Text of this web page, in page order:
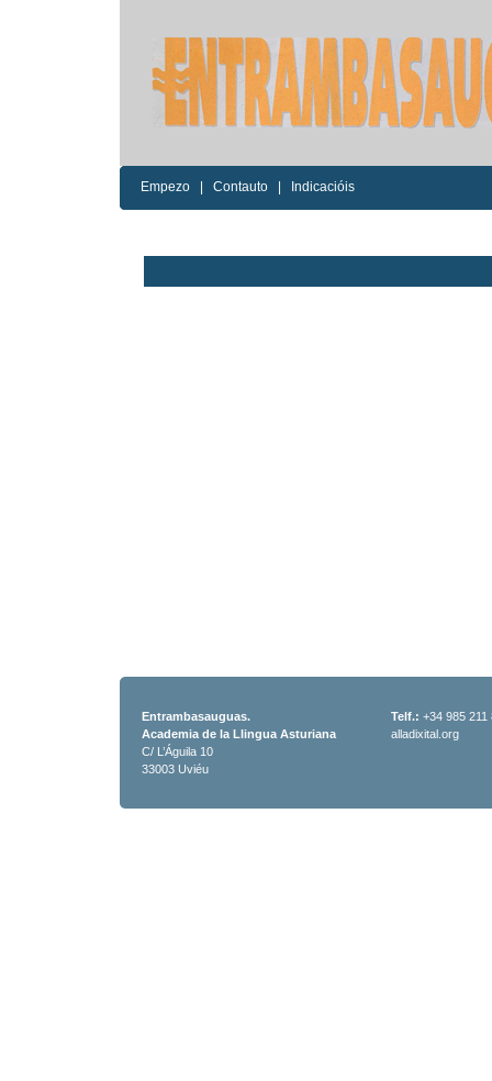
Empezo Contauto Indicacióis
Entrambasauguas.
Academia de la Llingua Asturiana
C/ L’Águila 10
33003 Uviéu
Telf.: +34 985 211
alladixital.org